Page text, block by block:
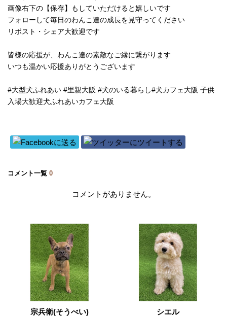
画像右下の【保存】もしていただけると嬉しいです
フォローして毎日のわんこ達の成長を見守ってください
リポスト・シェア大歓迎です
皆様の応援が、わんこ達の素敵なご縁に繋がります
いつも温かい応援ありがとうございます
#大型犬ふれあい #里親大阪 #犬のいる暮らし#犬カフェ大阪 子供
入場大歓迎犬ふれあいカフェ大阪
コメント一覧 0
コメントがありません。
宗兵衛(そうべい) シエル